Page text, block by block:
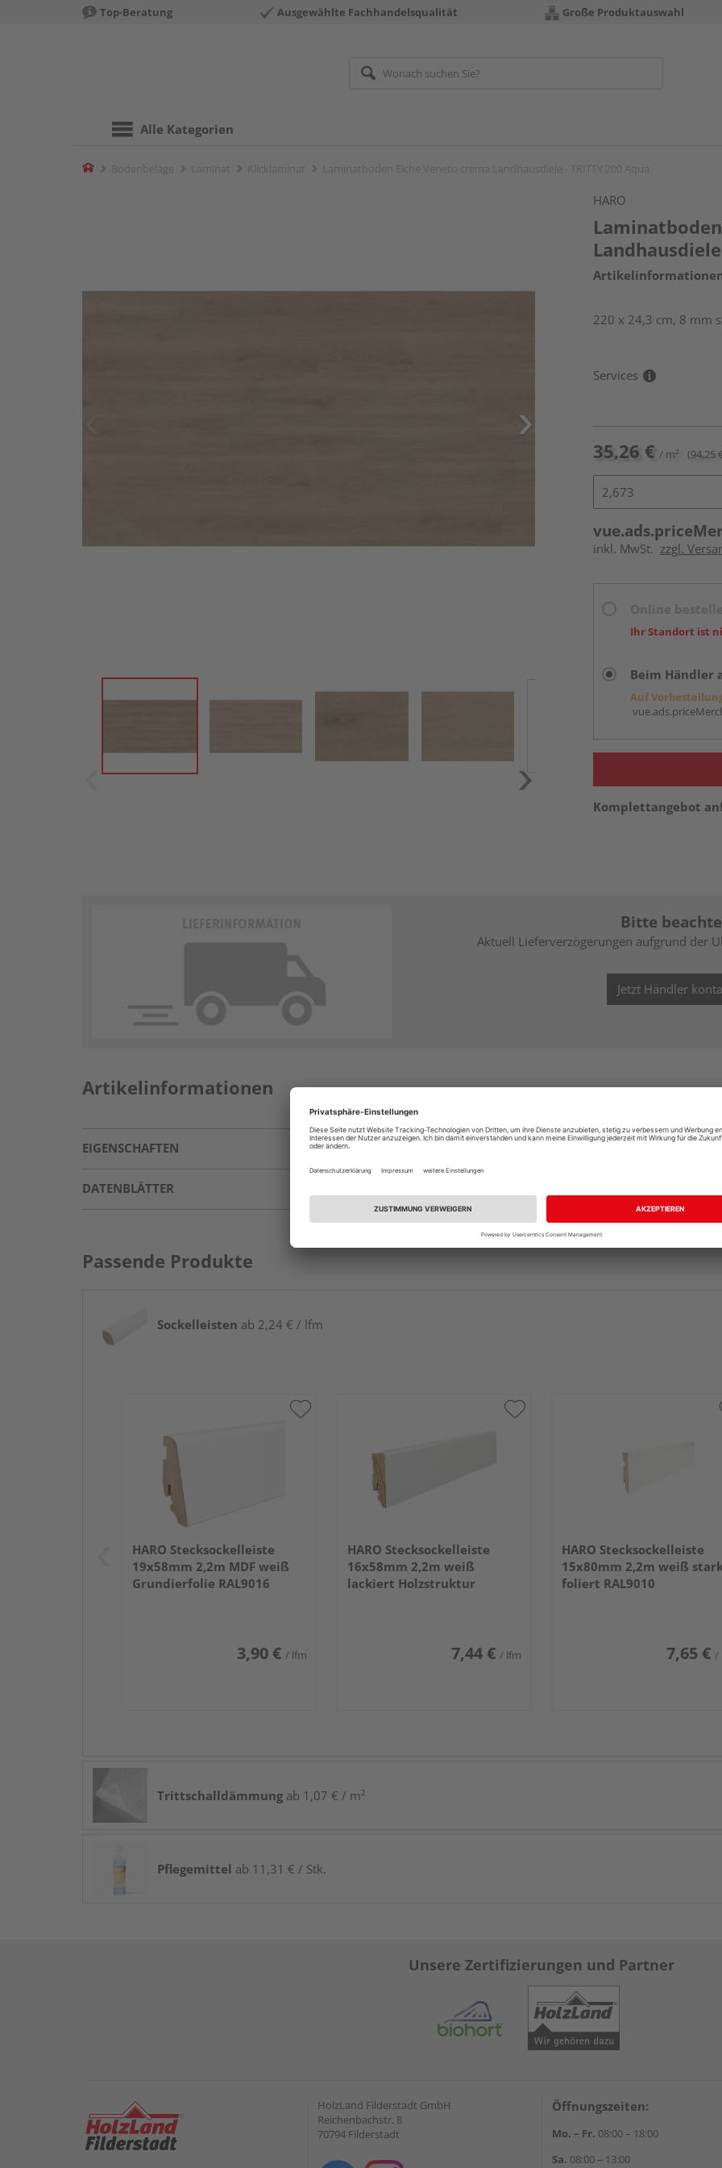
Top-Beratung Ausgewählte Fachhandelsqualität Große Produktauswahl
Alle Kategorien
Home
HARO
220 x 24,3 cm, 8 mm
Services
35,26 € / m² (94,25
inkl. MwSt. zzgl.
Ihr Standort ist
Beim Händler
Auf
Komplettangebot
Bitte
Aktuell Lieferverzögerungen aufgrund der
Jetzt Händler
Artikelinformationen
EIGENSCHAFTEN
DATENBLÄTTER
Passende Produkte
Sockelleisten ab 2,24 € / lfm
HARO Stecksockelleiste
19x58mm 2,2m MDF weiß
Grundierfolie RAL9016
3,90 € / lfm
HARO Stecksockelleiste
16x58mm 2,2m weiß
lackiert Holzstruktur
7,44 € / lfm
HARO Stecksockelleiste
15x80mm 2,2m weiß
foliert RAL9010
7,65 € /
Trittschalldämmung ab 1,07 € / m²
Pflegemittel ab 11,31 € / Stk.
Unsere Zertifizierungen und Partner
HolzLand Filderstadt GmbH
Reichenbachstr. 8
70794 Filderstadt
Öffnungszeiten:
Mo. – Fr. 08:00 – 18:00
Sa. 08:00 – 13:00